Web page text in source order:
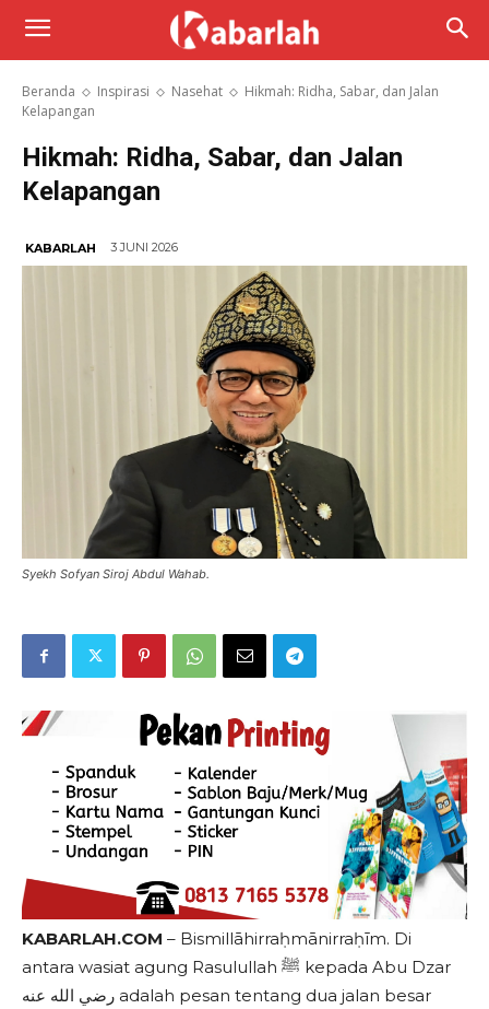
Beranda Inspirasi Nasehat
Hikmah: Ridha, Sabar, dan Jalan
Kelapangan
Hikmah: Ridha, Sabar, dan Jalan
Kelapangan
KABARLAH 3 JUNI 2026
Syekh Sofyan Siroj Abdul Wahab.
KABARLAH.COM – Bismillāhirraḥmānirraḥīm. Di
antara wasiat agung Rasulullah ﷺ kepada Abu Dzar
رضي الله عنه adalah pesan tentang dua jalan besar